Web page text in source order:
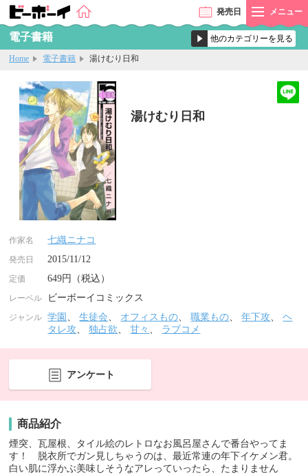
発売日 メニュー
電子書籍
Home 電子書籍 湯けむり日和
湯けむり日和
作家名 七織ニナコ
発売日 2015/11/12
定価 649円（税込）
レーベル ビーボーイコミックス
ジャンル 学園 、生徒会、 オフィスもの、職業もの、年下攻、ヘ
タレ攻、独占欲、甘々 、 ラブコメ
アンケート
商品紹介
煙突、瓦屋根、タイル絵のレトロなお風呂屋さんで番台やってま
す！ 脱衣所でガン見しちゃうのは、最近常連の年下イケメン君。
白い肌に浮かぶ美味しそうなアレっていったら、たまりません